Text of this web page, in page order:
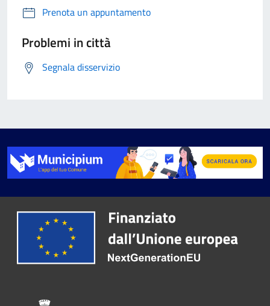
Prenota un appuntamento
Problemi in città
Segnala disservizio